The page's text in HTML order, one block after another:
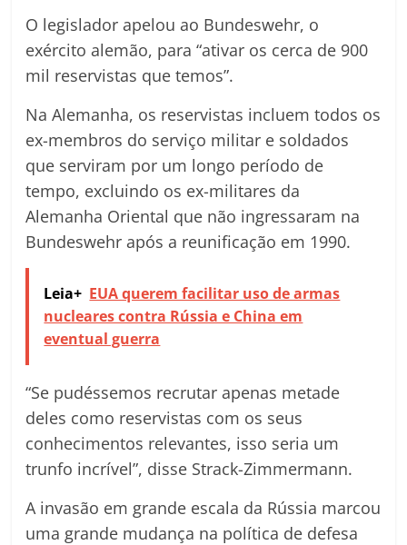
O legislador apelou ao Bundeswehr, o
exército alemão, para “ativar os cerca de 900
mil reservistas que temos”.
Na Alemanha, os reservistas incluem todos os
ex-membros do serviço militar e soldados
que serviram por um longo período de
tempo, excluindo os ex-militares da
Alemanha Oriental que não ingressaram na
Bundeswehr após a reunificação em 1990.
Leia+ EUA querem facilitar uso de armas
nucleares contra Rússia e China em
eventual guerra
“Se pudéssemos recrutar apenas metade
deles como reservistas com os seus
conhecimentos relevantes, isso seria um
trunfo incrível”, disse Strack-Zimmermann.
A invasão em grande escala da Rússia marcou
uma grande mudança na política de defesa